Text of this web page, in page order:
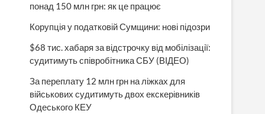
понад 150 млн грн: як це працює
Корупція у податковій Сумщини: нові підозри
$68 тис. хабаря за відстрочку від мобілізації:
судитимуть співробітника СБУ (ВІДЕО)
За переплату 12 млн грн на ліжках для
військових судитимуть двох екскерівників
Одеського КЕУ